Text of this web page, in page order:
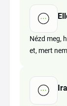
Nézd meg,
et, mert